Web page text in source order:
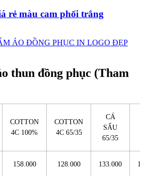
rẻ màu cam phối trắng
ÁO ĐỒNG PHỤC IN LOGO ĐẸP
thun đồng phục (Tham
COTTON
4C 100%
COTTON
4C 65/35
CÁ
SẤU
65/35
158.000 128.000 133.000